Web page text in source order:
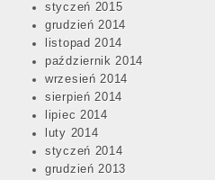
styczeń 2015
grudzień 2014
listopad 2014
październik 2014
wrzesień 2014
sierpień 2014
lipiec 2014
luty 2014
styczeń 2014
grudzień 2013